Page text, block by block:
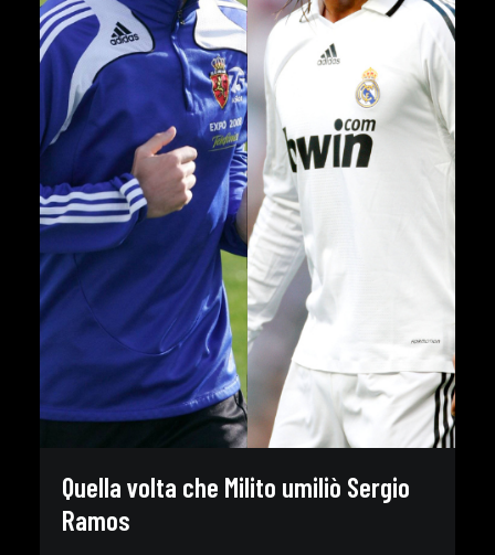
Quella volta che Milito umiliò Sergio
Ramos